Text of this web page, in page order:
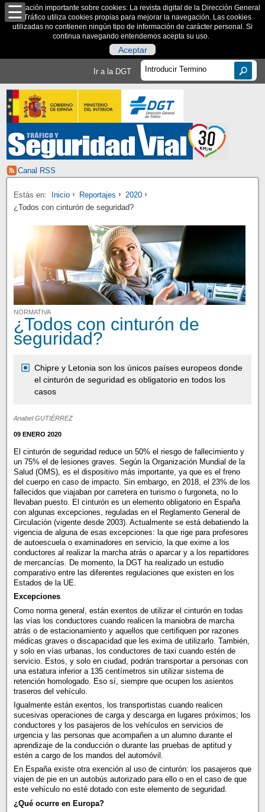
Información importante sobre cookies: La revista digital de la Dirección General
de Tráfico utiliza cookies propias para mejorar la navegación. Las cookies
utilizadas no contienen ningún tipo de información de carácter personal. Si
continua navegando entendemos acepta su uso.
Aceptar
Ir a la DGT
Canal RSS
Estás en: Inicio Reportajes
2020
¿Todos con cinturón de seguridad?
NORMATIVA
¿Todos con cinturón de
seguridad?
Chipre y Letonia son los únicos países europeos donde
el cinturón de seguridad es obligatorio en todos los
casos
Anabel GUTIÉRREZ
09 ENERO 2020
El cinturón de seguridad reduce un 50% el riesgo de fallecimiento y
un 75% el de lesiones graves. Según la Organización Mundial de la
Salud (OMS), es el dispositivo más importante, ya que es el freno
del cuerpo en caso de impacto. Sin embargo, en 2018, el 23% de los
fallecidos que viajaban por carretera en turismo o furgoneta, no lo
llevaban puesto. El cinturón es un elemento obligatorio en España
con algunas excepciones, reguladas en el Reglamento General de
Circulación (vigente desde 2003). Actualmente se está debatiendo la
vigencia de alguna de esas excepciones: la que rige para profesores
de autoescuela o examinadores en servicio, la que exime a los
conductores al realizar la marcha atrás o aparcar y a los repartidores
de mercancías. De momento, la DGT ha realizado un estudio
comparativo entre las diferentes regulaciones que existen en los
Estados de la UE.
Excepciones
Como norma general, están exentos de utilizar el cinturón en todas
las vías los conductores cuando realicen la maniobra de marcha
atrás o de estacionamiento y aquellos que certifiquen por razones
médicas graves o discapacidad que les exima de utilizarlo. También,
y solo en vías urbanas, los conductores de taxi cuando estén de
servicio. Estos, y solo en ciudad, podrán transportar a personas con
una estatura inferior a 135 centímetros sin utilizar sistema de
retención homologado. Eso sí, siempre que ocupen los asientos
traseros del vehículo.
Igualmente están exentos, los transportistas cuando realicen
sucesivas operaciones de carga y descarga en lugares próximos; los
conductores y los pasajeros de los vehículos en servicios de
urgencia y las personas que acompañen a un alumno durante el
aprendizaje de la conducción o durante las pruebas de aptitud y
estén a cargo de los mandos del automóvil.
En España existe otra exención al uso de cinturón: los pasajeros que
viajen de pie en un autobús autorizado para ello o en el caso de que
este vehículo no esté dotado con este elemento de seguridad.
¿Qué ocurre en Europa?